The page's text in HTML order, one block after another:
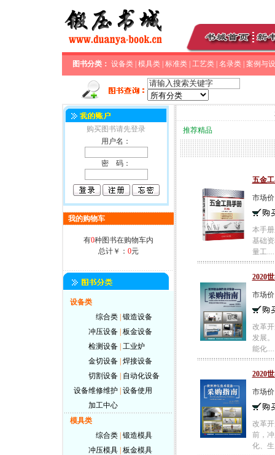
图书分类： 设备类 模具类 标准类 工艺类 名录类 案例与
购买图书请先登录
用户名：
密 码：
我的购物车
有0种图书在购物车内
总计￥： 0元
设备类
综合类 锻造设备
冲压设备 板金设备
检测设备 工业炉
金切设备 焊接设备
切割设备
自动化设备
设备维修维护 设备使用
加工中心
模具类
综合类 锻造模具
冲压模具 板金模具
推荐精品
五金
市场
本手
基础
量工....
2020
市场
改革
发展
能化....
2020
市场
改革
前，
化、生